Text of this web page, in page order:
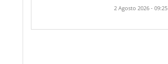
2 Agosto 2026 - 09:25